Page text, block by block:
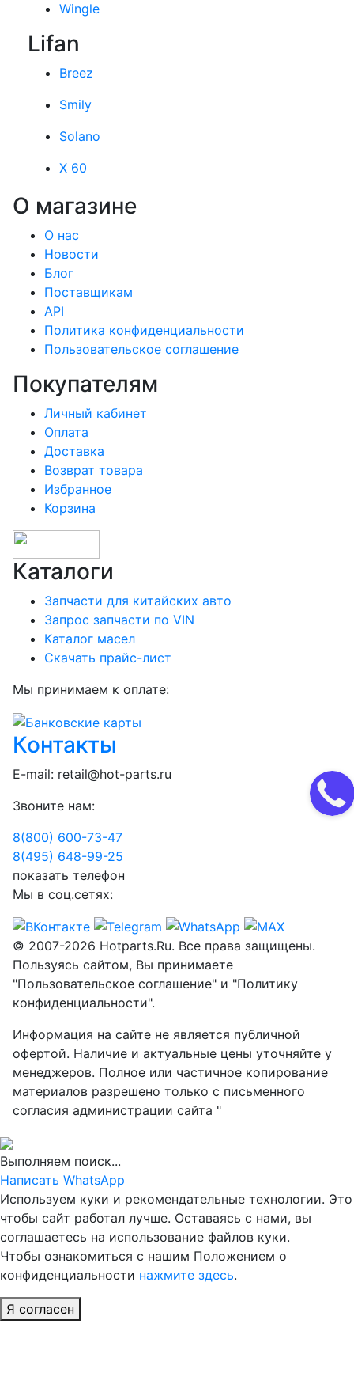
Wingle
Lifan
Breez
Smily
Solano
X 60
О магазине
О нас
Новости
Блог
Поставщикам
API
Политика конфиденциальности
Пользовательское соглашение
Покупателям
Личный кабинет
Оплата
Доставка
Возврат товара
Избранное
Корзина
Каталоги
Запчасти для китайских авто
Запрос запчасти по VIN
Каталог масел
Скачать прайс-лист
Мы принимаем к оплате:
Контакты
E-mail: retail@hot-parts.ru
Звоните нам:
8(800) 600-73-47
8(495) 648-99-25
показать телефон
Мы в соц.сетях:
© 2007-2026 Hotparts.Ru. Все права защищены.
Пользуясь сайтом, Вы принимаете
"Пользовательское соглашение" и "Политику
конфиденциальности".
Информация на сайте не является публичной
офертой. Наличие и актуальные цены уточняйте у
менеджеров. Полное или частичное копирование
материалов разрешено только с письменного
согласия администрации сайта "
Выполняем поиск...
Написать WhatsApp
Используем куки и рекомендательные технологии. Это
чтобы сайт работал лучше. Оставаясь с нами, вы
соглашаетесь на использование файлов куки.
Чтобы ознакомиться с нашим Положением о
конфиденциальности нажмите здесь.
Я согласен